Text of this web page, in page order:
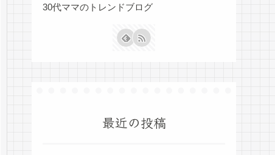
30代ママのトレンドブログ
最近の投稿